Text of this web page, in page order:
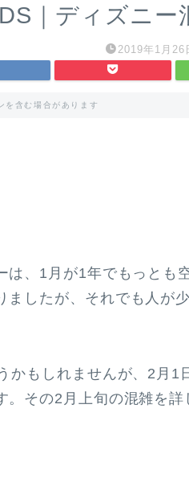
｜ディズニー
2019年1月26
を含む場合があります
、1月が1年でもっとも
したが、それでも人が
もしれませんが、2月1
その2月上旬の混雑を詳